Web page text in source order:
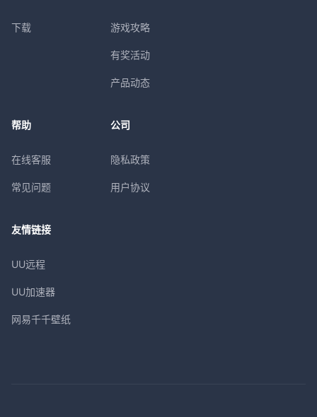
下载 游戏攻略
有奖活动
产品动态
帮助
在线客服
常见问题
公司
隐私政策
用户协议
友情链接
UU远程
UU加速器
网易千千壁纸